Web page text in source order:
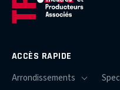
ACCÈS RAPIDE